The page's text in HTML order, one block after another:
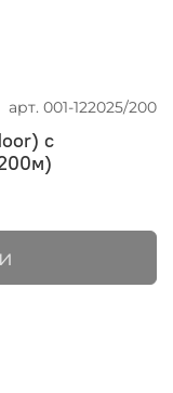
арт. 001-122025/200
с